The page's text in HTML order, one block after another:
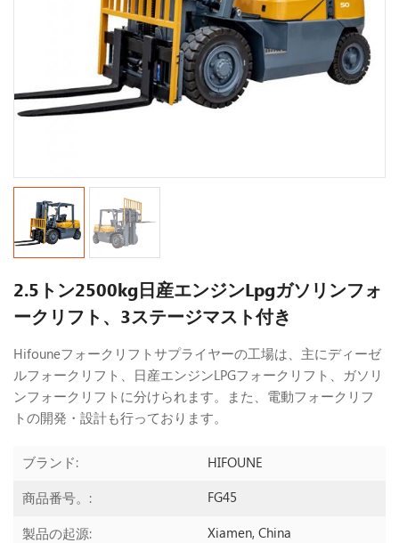
2.5トン2500kg日産エンジンLpgガソリンフォ
ークリフト、3ステージマスト付き
Hifouneフォークリフトサプライヤーの工場は、主にディーゼ
ルフォークリフト、日産エンジンLPGフォークリフト、ガソリ
ンフォークリフトに分けられます。また、電動フォークリフ
トの開発・設計も行っております。
ブランド: HIFOUNE
商品番号。: FG45
製品の起源: Xiamen, China